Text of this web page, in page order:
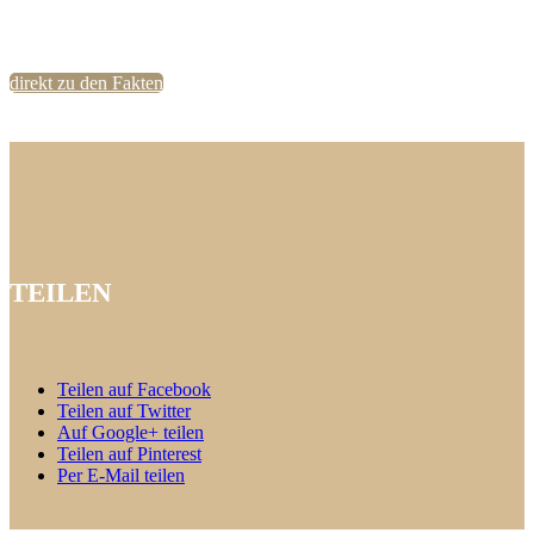
direkt zu den Fakten
TEILEN
Teilen auf Facebook
Teilen auf Twitter
Auf Google+ teilen
Teilen auf Pinterest
Per E-Mail teilen